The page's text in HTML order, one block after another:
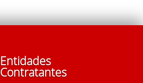
Entidades
Contratantes